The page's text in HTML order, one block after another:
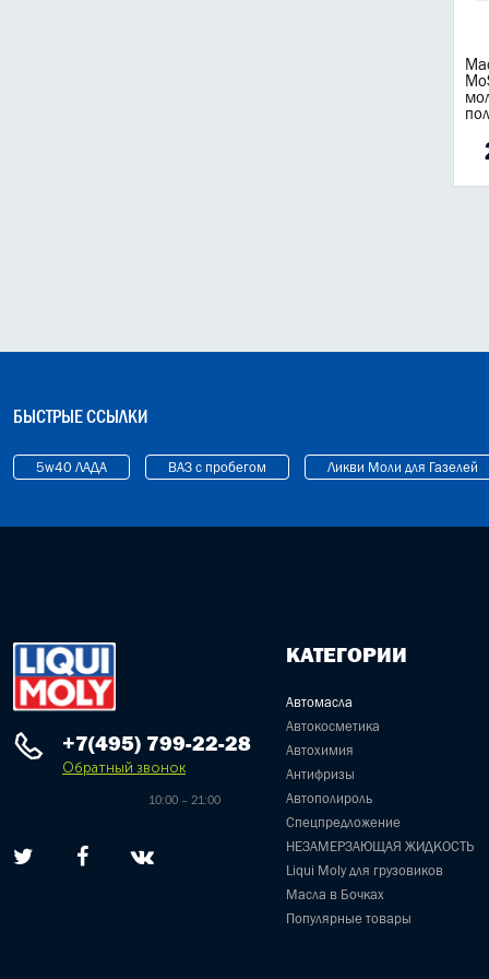
БЫСТРЫЕ ССЫЛКИ
5w40 ЛАДА ВАЗ с пробегом Ликви Моли для Газелей
+7(495) 799-22-28
Обратный звонок
10:00 – 21:00
КАТЕГОРИИ
Автомасла
Автокосметика
Автохимия
Антифризы
Автополироль
Спецпредложение
НЕЗАМЕРЗАЮЩАЯ ЖИДКОСТЬ
Liqui Moly для грузовиков
Масла в Бочках
Популярные товары